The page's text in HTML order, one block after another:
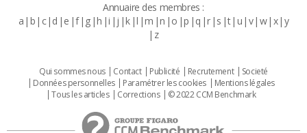
Annuaire des membres :
a b c d e f g h i j k l m n o p q r s t u v w x y
z
Qui sommes nous Contact Publicité Recrutement
Societé
Données personnelles
Paramétrer les cookies
Mentions légales
Tous les articles
Corrections © 2022 CCM Benchmark